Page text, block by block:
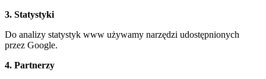
3. Statystyki
Do analizy statystyk www używamy narzędzi udostępnionych
przez Google.
4. Partnerzy